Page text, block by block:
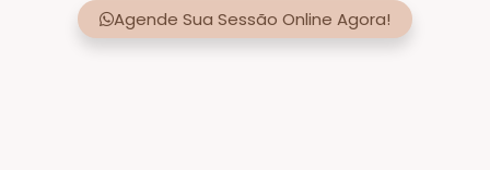
Agende Sua Sessão Online Agora!